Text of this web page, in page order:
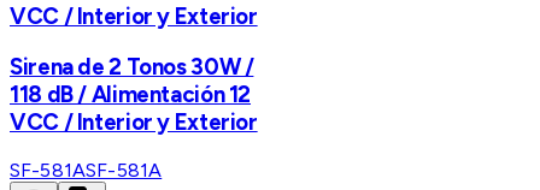
VCC / Interior y Exterior
Sirena de 2 Tonos 30W /
118 dB / Alimentación 12
VCC / Interior y Exterior
SF-581ASF-581A